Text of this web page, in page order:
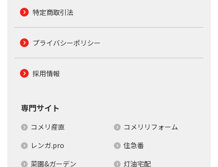
特定商取引法
プライバシーポリシー
採用情報
専門サイト
コメリ産直
コメリリフォーム
レンガ.pro
住急番
菜園&ガーデン
灯油宅配